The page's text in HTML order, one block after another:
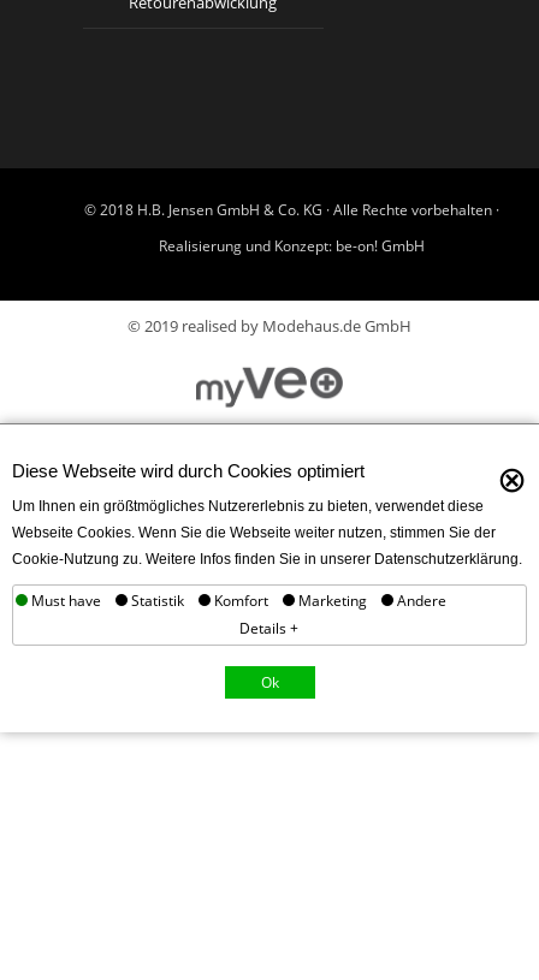
© 2018 H.B. Jensen GmbH & Co. KG · Alle Rechte vorbehalten ·
Realisierung und Konzept: be-on! GmbH
© 2019 realised by Modehaus.de GmbH
Diese Webseite wird durch Cookies optimiert ⊗
Um Ihnen ein größtmögliches Nutzererlebnis zu bieten, verwendet diese
Webseite Cookies. Wenn Sie die Webseite weiter nutzen, stimmen Sie der
Cookie-Nutzung zu. Weitere Infos finden Sie in unserer Datenschutzerklärung.
Must have Statistik Komfort Marketing
Andere
Details +
Ok